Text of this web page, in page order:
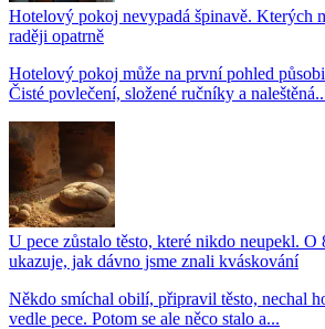
Hotelový pokoj nevypadá špinavě. Kterých
raději opatrně
Hotelový pokoj může na první pohled
Čisté povlečení, složené ručníky a
U pece zůstalo těsto, které nikdo neupekl. O
ukazuje, jak dávno jsme znali kváskování
Někdo smíchal obilí, připravil těsto, nechal
vedle pece. Potom se ale něco stalo a...